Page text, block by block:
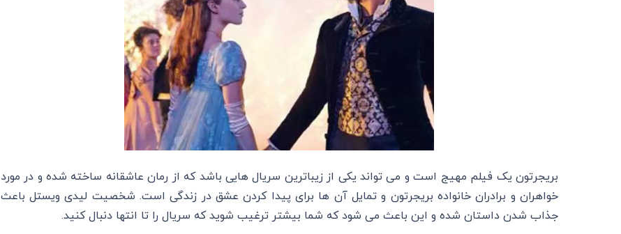
بریجرتون یک فیلم مهیج است و می‌ تواند یکی از زیباترین سریال هایی باشد که از رمان عاشقانه ساخته شده و در مورد
خواهران و برادران خانواده بریجرتون و تمایل آن ها برای پیدا کردن عشق در زندگی است. شخصیت لیدی ویستل باعث
جذاب شدن داستان شده و این باعث می‌ شود که شما بیشتر ترغیب شوید که سریال را تا انتها دنبال کنید.